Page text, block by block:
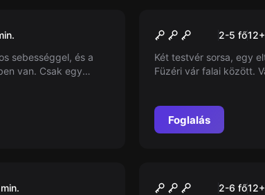
sebességgel, és a
van. Csak egy
idő szorítása új
Új
A Kápolna
2-5 fő12+
Két testvér sorsa, egy
Füzéri vár falai között.
homályban maradt!
Foglalás
min.
Dr. Alan2-6 fő12+